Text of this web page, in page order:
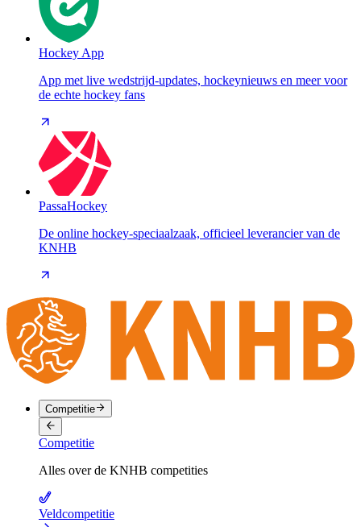
Hockey App
App met live wedstrijd-updates, hockeynieuws en meer voor
de echte hockey fans
PassaHockey
De online hockey-speciaalzaak, officieel leverancier van de
KNHB
Competitie
Competitie
Alles over de KNHB competities
Veldcompetitie